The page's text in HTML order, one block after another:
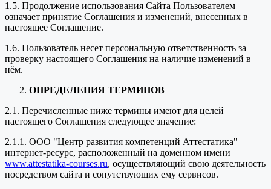
1.5. Продолжение использования Сайта Пользователем
означает принятие Соглашения и изменений, внесенных в
настоящее Соглашение.
1.6. Пользователь несет персональную ответственность за
проверку настоящего Соглашения на наличие изменений в
нём.
ОПРЕДЕЛЕНИЯ ТЕРМИНОВ
2.1. Перечисленные ниже термины имеют для целей
настоящего Соглашения следующее значение:
2.1.1. ООО "Центр развития компетенций Аттестатика" –
интернет-ресурс, расположенный на доменном имени
www.attestatika-courses.ru, осуществляющий свою деятельность
посредством сайта и сопутствующих ему сервисов.